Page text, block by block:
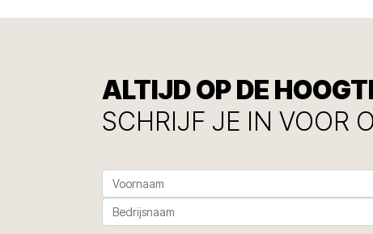
ALTIJD OP DE
SCHRIJF JE IN VOOR